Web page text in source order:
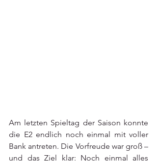
Am letzten Spieltag der Saison konnte
die E2 endlich noch einmal mit voller
Bank antreten. Die Vorfreude war groß –
und das Ziel klar: Noch einmal alles